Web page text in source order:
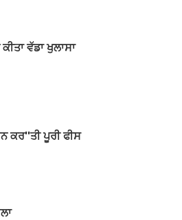
ਵੱਡਾ ਖੁਲਾਸਾ
ਕਰ''ਤੀ ਪੂਰੀ ਫੀਸ